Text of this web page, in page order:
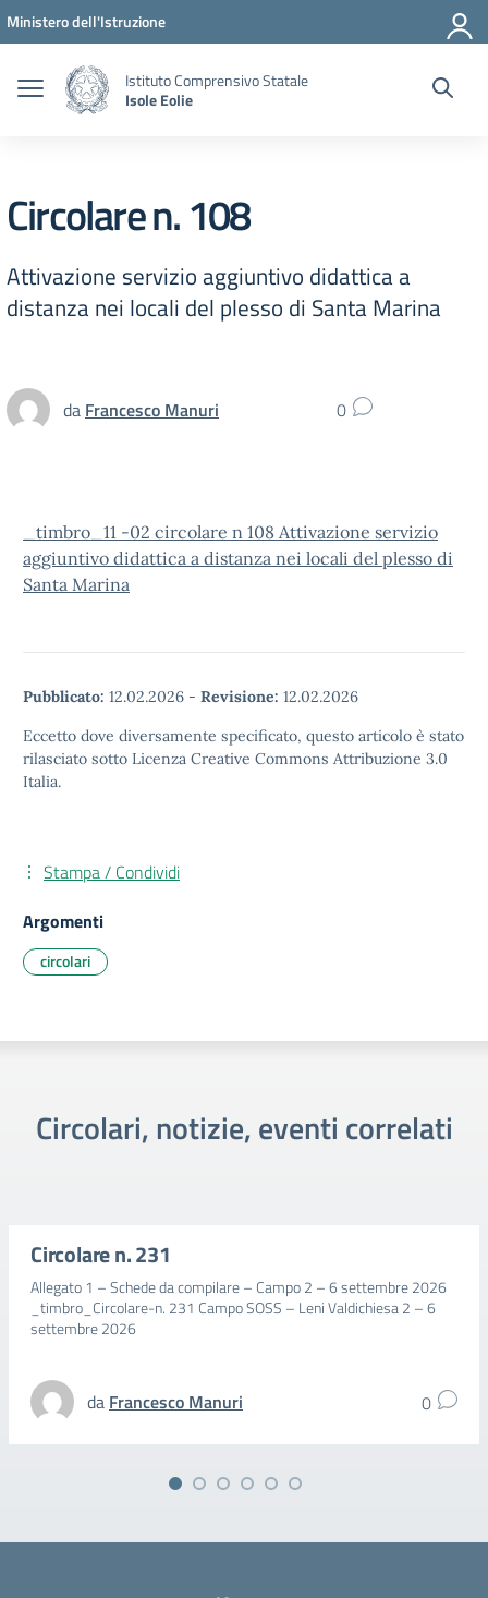
Vai ai contenuti
Vai al menu di navigazione
Vai al footer
Ministero dell'Istruzione
Istituto Comprensivo Statale
Isole Eolie
Circolare n. 108
Attivazione servizio aggiuntivo didattica a
distanza nei locali del plesso di Santa Marina
da Francesco Manuri 0
_timbro_11 -02 circolare n 108 Attivazione servizio
aggiuntivo didattica a distanza nei locali del plesso di
Santa Marina
Pubblicato: 12.02.2026 - Revisione: 12.02.2026
Eccetto dove diversamente specificato, questo articolo è stato
rilasciato sotto Licenza Creative Commons Attribuzione 3.0
Italia.
Stampa / Condividi
Argomenti
circolari
Circolari, notizie, eventi correlati
Circolare n. 231
Allegato 1 – Schede da compilare – Campo 2 – 6 settembre 2026
_timbro_Circolare-n. 231 Campo SOSS – Leni Valdichiesa 2 – 6
settembre 2026
da Francesco Manuri 0